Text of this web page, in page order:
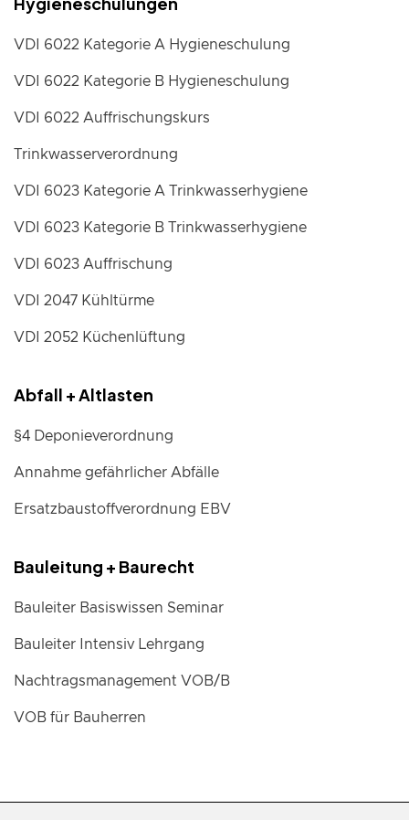
VDI 6022 Kategorie A Hygieneschulung
VDI 6022 Kategorie B Hygieneschulung
VDI 6022 Auffrischungskurs
Trinkwasserverordnung
VDI 6023 Kategorie A Trinkwasserhygiene
VDI 6023 Kategorie B Trinkwasserhygiene
VDI 6023 Auffrischung
VDI 2047 Kühltürme
VDI 2052 Küchenlüftung
Abfall + Altlasten
§4 Deponieverordnung
Annahme gefährlicher Abfälle
Ersatzbaustoffverordnung EBV
Bauleitung + Baurecht
Bauleiter Basiswissen Seminar
Bauleiter Intensiv Lehrgang
Nachtragsmanagement VOB/B
VOB für Bauherren